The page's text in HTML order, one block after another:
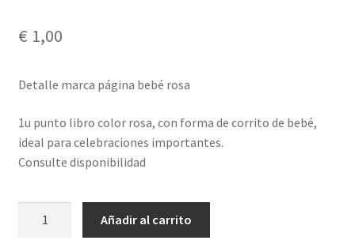
€ 1,00
Detalle marca página bebé rosa
1u punto libro color rosa, con forma de corrito de bebé,
ideal para celebraciones importantes.
Consulte disponibilidad
Añadir al carrito